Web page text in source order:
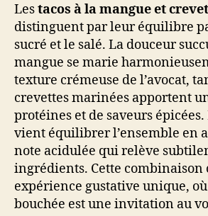
Lestacos à la mangue et
distinguent par leur équilibre
sucré et le salé. La douceur
mangue se marie
texture crémeuse de l’avocat,
crevettes marinées apportent
protéines et de saveurs
vient équilibrer l’ensemble en
note acidulée qui relève
ingrédients. Cette combinaison
expérience gustative unique,
bouchée est une invitation au